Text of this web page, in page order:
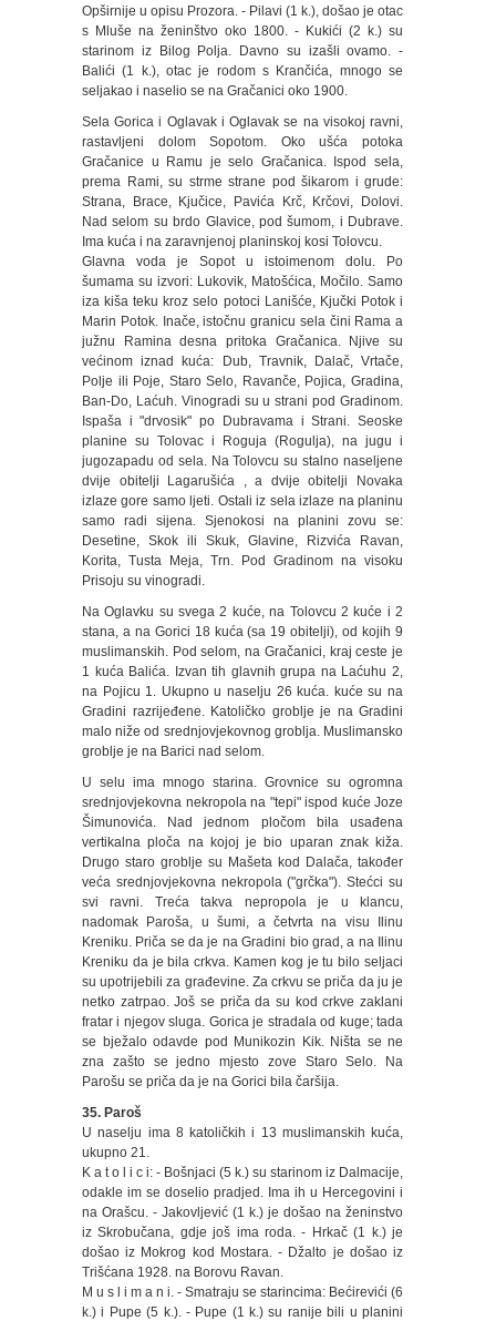
Opširnije u opisu Prozora. - Pilavi (1 k.), došao je otac
s Mluše na ženinštvo oko 1800. - Kukići (2 k.) su
starinom iz Bilog Polja. Davno su izašli ovamo. -
Balići (1 k.), otac je rodom s Krančića, mnogo se
seljakao i naselio se na Gračanici oko 1900.
Sela Gorica i Oglavak i Oglavak se na visokoj ravni,
rastavljeni dolom Sopotom. Oko ušća potoka
Gračanice u Ramu je selo Gračanica. Ispod sela,
prema Rami, su strme strane pod šikarom i grude:
Strana, Brace, Kjučice, Pavića Krč, Krčovi, Dolovi.
Nad selom su brdo Glavice, pod šumom, i Dubrave.
Ima kuća i na zaravnjenoj planinskoj kosi Tolovcu.
Glavna voda je Sopot u istoimenom dolu. Po
šumama su izvori: Lukovik, Matošćica, Močilo. Samo
iza kiša teku kroz selo potoci Lanišće, Kjučki Potok i
Marin Potok. Inače, istočnu granicu sela čini Rama a
južnu Ramina desna pritoka Gračanica. Njive su
većinom iznad kuća: Dub, Travnik, Dalač, Vrtače,
Polje ili Poje, Staro Selo, Ravanče, Pojica, Gradina,
Ban-Do, Laćuh. Vinogradi su u strani pod Gradinom.
Ispaša i "drvosik" po Dubravama i Strani. Seoske
planine su Tolovac i Roguja (Rogulja), na jugu i
jugozapadu od sela. Na Tolovcu su stalno naseljene
dvije obitelji Lagarušića , a dvije obitelji Novaka
izlaze gore samo ljeti. Ostali iz sela izlaze na planinu
samo radi sijena. Sjenokosi na planini zovu se:
Desetine, Skok ili Skuk, Glavine, Rizvića Ravan,
Korita, Tusta Meja, Trn. Pod Gradinom na visoku
Prisoju su vinogradi.
Na Oglavku su svega 2 kuće, na Tolovcu 2 kuće i 2
stana, a na Gorici 18 kuća (sa 19 obitelji), od kojih 9
muslimanskih. Pod selom, na Gračanici, kraj ceste je
1 kuća Balića. Izvan tih glavnih grupa na Laćuhu 2,
na Pojicu 1. Ukupno u naselju 26 kuća. kuće su na
Gradini razrijeđene. Katoličko groblje je na Gradini
malo niže od srednjovjekovnog groblja. Muslimansko
groblje je na Barici nad selom.
U selu ima mnogo starina. Grovnice su ogromna
srednjovjekovna nekropola na "tepi" ispod kuće Joze
Šimunovića. Nad jednom pločom bila usađena
vertikalna ploča na kojoj je bio uparan znak kiža.
Drugo staro groblje su Mašeta kod Dalača, također
veća srednjovjekovna nekropola ("grčka"). Stećci su
svi ravni. Treća takva nepropola je u klancu,
nadomak Paroša, u šumi, a četvrta na visu Ilinu
Kreniku. Priča se da je na Gradini bio grad, a na Ilinu
Kreniku da je bila crkva. Kamen kog je tu bilo seljaci
su upotrijebili za građevine. Za crkvu se priča da ju je
netko zatrpao. Još se priča da su kod crkve zaklani
fratar i njegov sluga. Gorica je stradala od kuge; tada
se bježalo odavde pod Munikozin Kik. Ništa se ne
zna zašto se jedno mjesto zove Staro Selo. Na
Parošu se priča da je na Gorici bila čaršija.
35. Paroš
U naselju ima 8 katoličkih i 13 muslimanskih kuća,
ukupno 21.
K a t o l i c i: - Bošnjaci (5 k.) su starinom iz Dalmacije,
odakle im se doselio pradjed. Ima ih u Hercegovini i
na Orašcu. - Jakovljević (1 k.) je došao na ženinstvo
iz Skrobučana, gdje još ima roda. - Hrkač (1 k.) je
došao iz Mokrog kod Mostara. - Džalto je došao iz
Trišćana 1928. na Borovu Ravan.
M u s l i m a n i. - Smatraju se starincima: Bećirevići (6
k.) i Pupe (5 k.). - Pupe (1 k.) su ranije bili u planini